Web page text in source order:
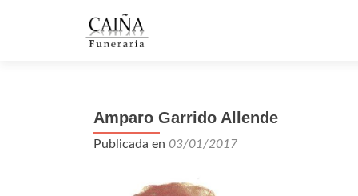
Amparo Garrido Allende
Publicada en 03/01/2017